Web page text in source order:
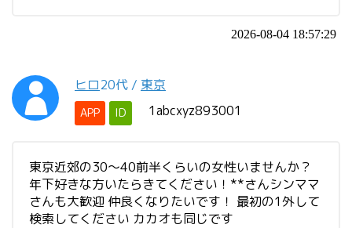
2026-08-04 18:57:29
ヒロ20代 / 東京
APP ID 1abcxyz893001
東京近郊の30〜40前半くらいの女性いませんか？
年下好きな方いたらきてください！**さんシンママ
さんも大歓迎 仲良くなりたいです！ 最初の1外して
検索してください カカオも同じです